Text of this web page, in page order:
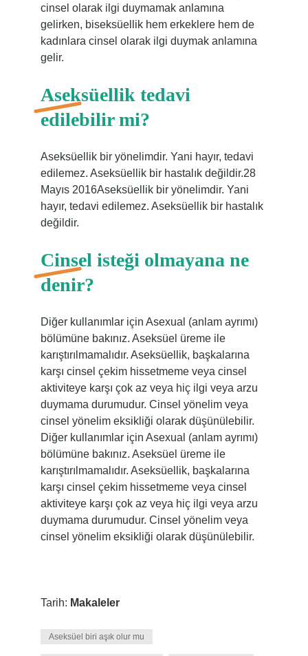
cinsel olarak ilgi duymamak anlamına
gelirken, biseksüellik hem erkeklere hem de
kadınlara cinsel olarak ilgi duymak anlamına
gelir.
Aseksüellik tedavi
edilebilir mi?
Aseksüellik bir yönelimdir. Yani hayır, tedavi
edilemez. Aseksüellik bir hastalık değildir.28
Mayıs 2016Aseksüellik bir yönelimdir. Yani
hayır, tedavi edilemez. Aseksüellik bir hastalık
değildir.
Cinsel isteği olmayana ne
denir?
Diğer kullanımlar için Asexual (anlam ayrımı)
bölümüne bakınız. Aseksüel üreme ile
karıştırılmamalıdır. Aseksüellik, başkalarına
karşı cinsel çekim hissetmeme veya cinsel
aktiviteye karşı çok az veya hiç ilgi veya arzu
duymama durumudur. Cinsel yönelim veya
cinsel yönelim eksikliği olarak düşünülebilir.
Diğer kullanımlar için Asexual (anlam ayrımı)
bölümüne bakınız. Aseksüel üreme ile
karıştırılmamalıdır. Aseksüellik, başkalarına
karşı cinsel çekim hissetmeme veya cinsel
aktiviteye karşı çok az veya hiç ilgi veya arzu
duymama durumudur. Cinsel yönelim veya
cinsel yönelim eksikliği olarak düşünülebilir.
Tarih: Makaleler
Aseksüel biri aşık olur mu